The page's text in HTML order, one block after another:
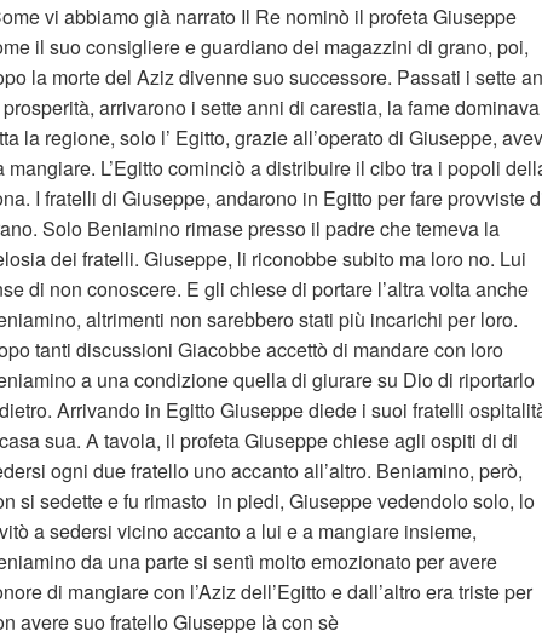
vi abbiamo già narrato Il Re nominò il profeta Giuseppe
il suo consigliere e guardiano dei magazzini di grano, poi,
la morte del Aziz divenne suo successore. Passati i sette
arrivarono i sette anni di carestia, la fame dominava
la regione, solo l’ Egitto, grazie all’operato di Giuseppe,
mangiare. L’Egitto cominciò a distribuire il cibo tra i popoli
I fratelli di Giuseppe, andarono in Egitto per fare provviste
Solo Beniamino rimase presso il padre che temeva la
dei fratelli. Giuseppe, li riconobbe subito ma loro no. Lui
di non conoscere. E gli chiese di portare l’altra volta anche
altrimenti non sarebbero stati più incarichi per loro.
tanti discussioni Giacobbe accettò di mandare con loro
a una condizione quella di giurare su Dio di riportarlo
Arrivando in Egitto Giuseppe diede i suoi fratelli
sua. A tavola, il profeta Giuseppe chiese agli ospiti di di
ogni due fratello uno accanto all’altro. Beniamino, però,
si sedette e fu rimasto in piedi, Giuseppe vedendolo solo, lo
a sedersi vicino accanto a lui e a mangiare insieme,
da una parte si sentì molto emozionato per avere
di mangiare con l’Aziz dell’Egitto e dall’altro era triste per
avere suo fratello Giuseppe là con sè